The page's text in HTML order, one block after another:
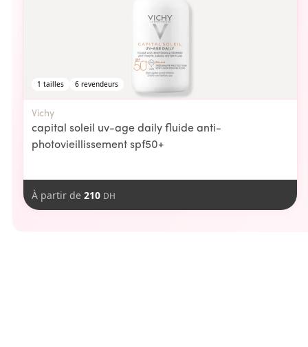
1 tailles 6revendeurs
Vichy
capital soleil uv-age daily fluide anti-
photovieillissement spf50+
À partir de 210 DH